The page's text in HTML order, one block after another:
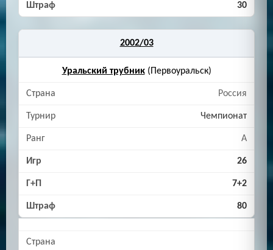
30
2002/03
Уральский трубник(Первоуральск)
Россия
Чемпионат
A
26
7+2
80